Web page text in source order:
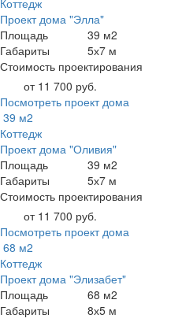
Коттедж
Проект дома "Элла"
Площадь
39 м2
Габариты
5х7 м
Стоимость проектирования
от 11 700 руб.
Посмотреть проект дома
39 м2
Коттедж
Проект дома "Оливия"
Площадь
39 м2
Габариты
5х7 м
Стоимость проектирования
от 11 700 руб.
Посмотреть проект дома
68 м2
Коттедж
Проект дома "Элизабет"
Площадь
68 м2
Габариты
8х5 м